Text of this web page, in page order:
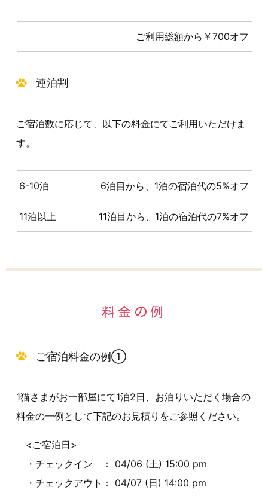
ご利用総額から￥700オフ
連泊割
ご宿泊数に応じて、以下の料金にてご利用いただけま
す。
6-10泊 6泊目から、1泊の宿泊代の5%オフ
11泊以上 11泊目から、1泊の宿泊代の7%オフ
料金の例
ご宿泊料金の例①
1猫さまがお一部屋にて1泊2日、お泊りいただく場合の
料金の一例として下記のお見積りをご参照ください。
<ご宿泊日>
・チェックイン ： 04/06 (土) 15:00 pm
・チェックアウト： 04/07 (日) 14:00 pm